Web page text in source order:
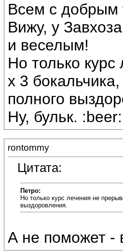
Всем с добрым
Вижу, у
и веселым!
Но только
х 3
полного
Ну, бульк.
rontommy
Цитата:
Петро:
Но только курс лечения не
выздоровления.
А не поможет -